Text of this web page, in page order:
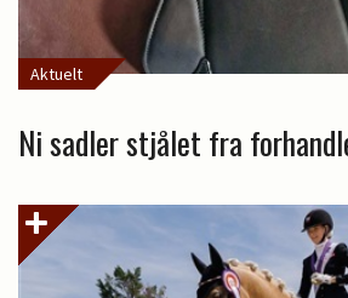
Aktuelt
Ni sadler stjålet fra